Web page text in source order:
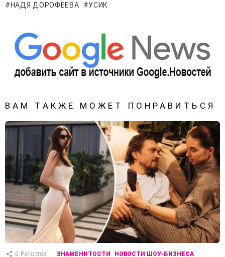
НАДЯ ДОРОФЕЕВА
УСИК
ВАМ ТАКЖЕ МОЖЕТ ПОНРАВИТЬСЯ
0 Репостов ЗНАМЕНИТОСТИ НОВОСТИ ШОУ-БИЗНЕСА